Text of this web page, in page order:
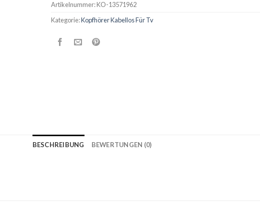
Artikelnummer:KO-13571962
Kategorie:Kopfhörer Kabellos Für Tv
BESCHREIBUNG BEWERTUNGEN (0)